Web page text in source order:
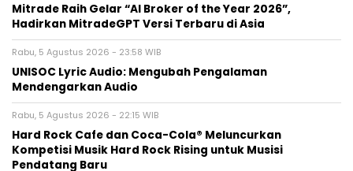
Mitrade Raih Gelar “AI Broker of the Year 2026”,
Hadirkan MitradeGPT Versi Terbaru di Asia
Rabu, 5 Agustus 2026 - 23:58 WIB
UNISOC Lyric Audio: Mengubah Pengalaman
Mendengarkan Audio
Rabu, 5 Agustus 2026 - 22:15 WIB
Hard Rock Cafe dan Coca-Cola® Meluncurkan
Kompetisi Musik Hard Rock Rising untuk Musisi
Pendatang Baru